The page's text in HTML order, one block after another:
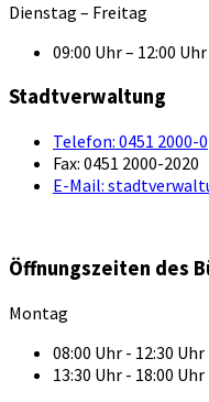
Dienstag – Freitag
09:00 Uhr – 12:00 Uhr
Stadtverwaltung
Telefon: 0451 2000-0
Fax: 0451 2000-2020
E-Mail:
Öffnungszeiten des
Montag
08:00 Uhr - 12:30 Uhr
13:30 Uhr - 18:00 Uhr